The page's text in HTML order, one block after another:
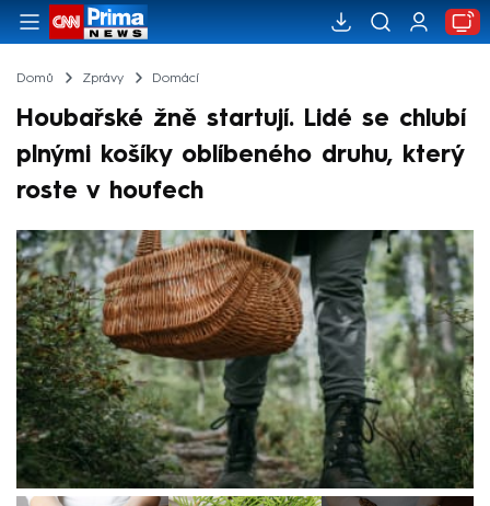
Domů Zprávy Domácí
Houbařské žně startují. Lidé se chlubí
plnými košíky oblíbeného druhu, který
roste v houfech